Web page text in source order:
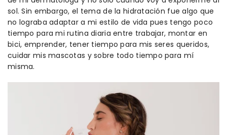
sol. Sin embargo, el tema de la hidratación fue algo que
no lograba adaptar a mi estilo de vida pues tengo poco
tiempo para mi rutina diaria entre trabajar, montar en
bici, emprender, tener tiempo para mis seres queridos,
cuidar mis mascotas y sobre todo tiempo para mí
misma.